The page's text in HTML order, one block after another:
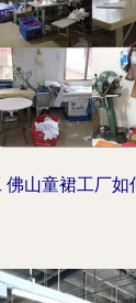
佛山童裙工厂如